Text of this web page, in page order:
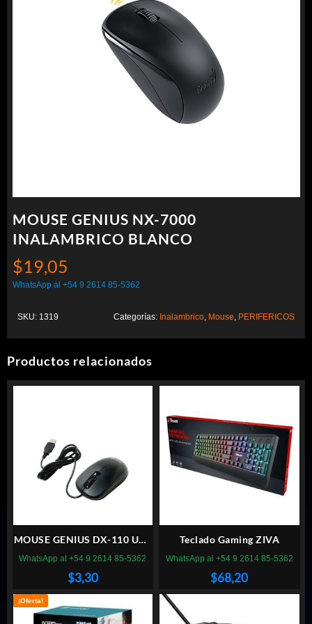
MOUSE GENIUS NX-7000
INALAMBRICO BLANCO
$19,05
WhatsApp al +54 9 2614 85-5362
SKU: 1319 Categorías: Inalambrico Mouse PERIFERICOS
Productos relacionados
MOUSE GENIUS DX-110 USB
NEGRO
$3,30
WhatsApp al +54 9 2614 85-5362
Teclado Gaming ZIVA
$68,20
WhatsApp al +54 9 2614 85-5362
¡Oferta!